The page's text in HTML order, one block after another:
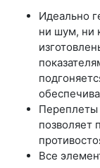
Идеально
ни шум, ни
Переплеты
позволяет
Все